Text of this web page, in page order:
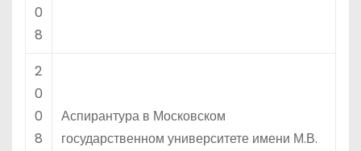
0
8
2
0
0
8
Аспирантура в Московском
государственном университете имени М.В.